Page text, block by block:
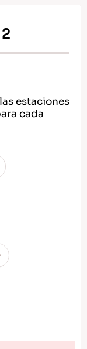
estaciones
cada